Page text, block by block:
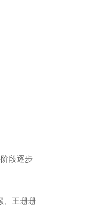
段逐步
、王珊珊